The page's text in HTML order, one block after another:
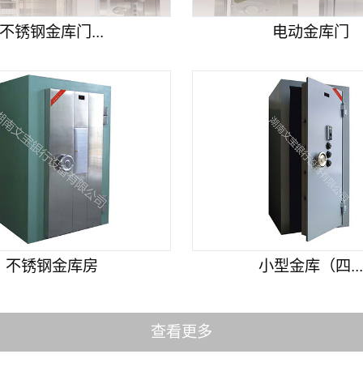
不锈钢金库门... 电动金库门
不锈钢金库房 小型金库（四...
查看更多